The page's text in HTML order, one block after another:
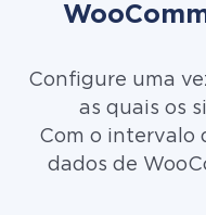
Configure uma
as quais os
Com o intervalo
dados de